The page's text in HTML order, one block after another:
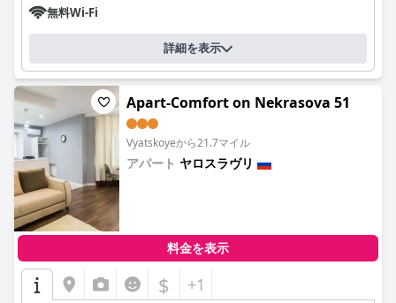
無料Wi-Fi
詳細を表示
Apart-Comfort on Nekrasova 51
Vyatskoyeから21.7マイル
アパート ヤロスラヴリ
料金を表示
$ +1